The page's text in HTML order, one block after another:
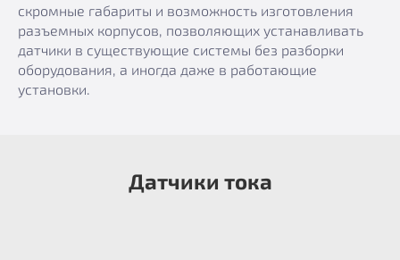
скромные габариты и возможность изготовления
разъемных корпусов, позволяющих устанавливать
датчики в существующие системы без разборки
оборудования, а иногда даже в работающие
установки.
Датчики тока